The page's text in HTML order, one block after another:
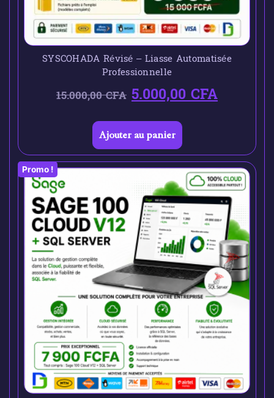
SYSCOHADA Révisé – Liasse Automatisée
Professionnelle
15.000,00CFA 5.000,00CFA
Ajouter au panier
Promo !